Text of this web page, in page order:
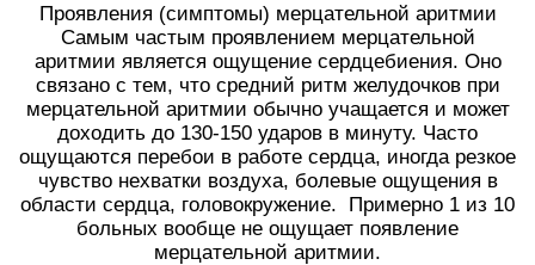
Проявления (симптомы) мерцательной аритмии
Самым частым проявлением мерцательной
аритмии является ощущение сердцебиения. Оно
связано с тем, что средний ритм желудочков при
мерцательной аритмии обычно учащается и может
доходить до 130-150 ударов в минуту. Часто
ощущаются перебои в работе сердца, иногда резкое
чувство нехватки воздуха, болевые ощущения в
области сердца, головокружение. Примерно 1 из 10
больных вообще не ощущает появление
мерцательной аритмии.